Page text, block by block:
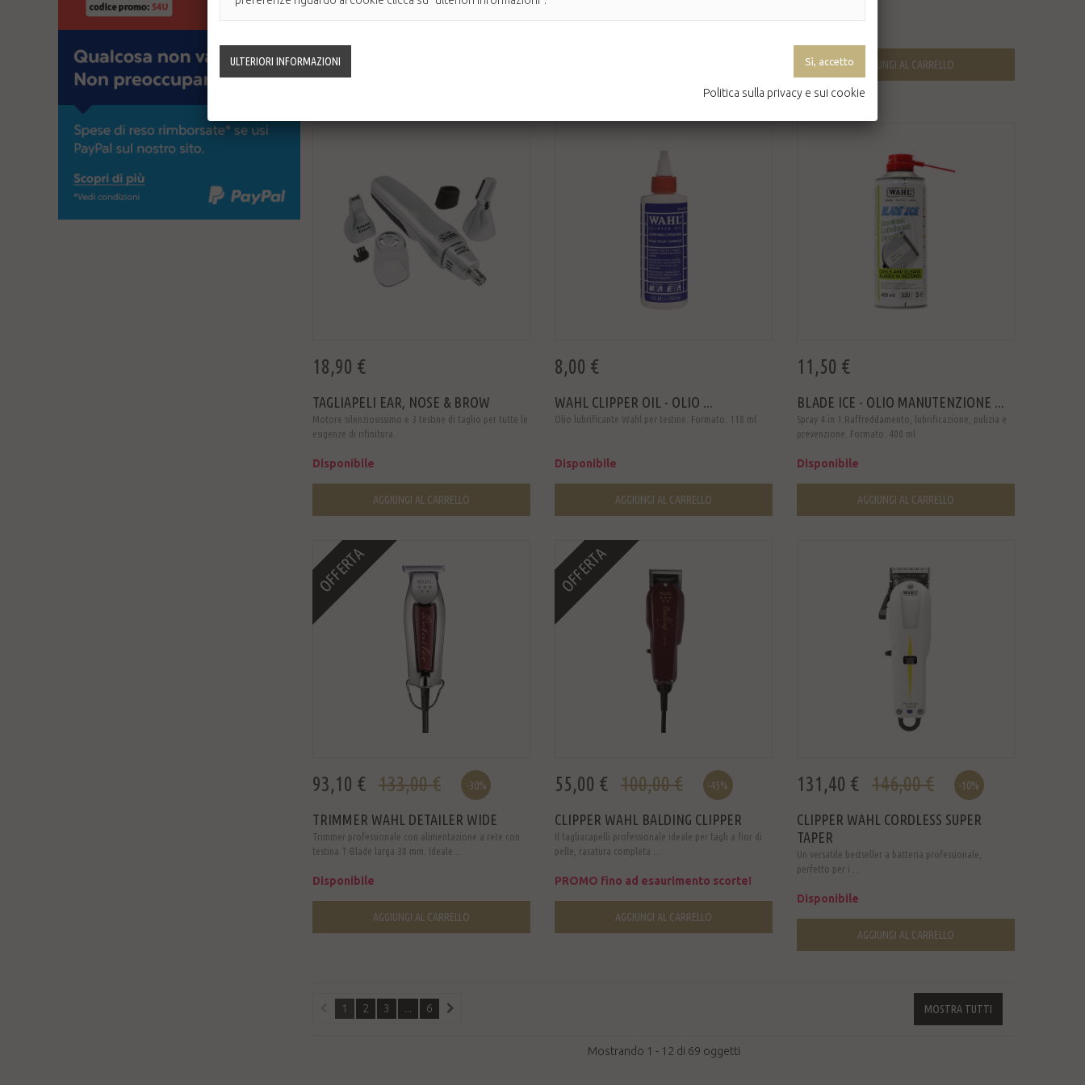
Disponibile
AGGIUNGI AL CARRELLO
18,90 €
TAGLIAPELI EAR, NOSE & BROW
Motore silenziosissimo e 3 testine di taglio per tutte le
esigenze di rifinitura.
Disponibile
AGGIUNGI AL CARRELLO
8,00 €
WAHL CLIPPER OIL - OLIO ...
Olio lubrificante Wahl per testine. Formato: 118 ml
Disponibile
AGGIUNGI AL CARRELLO
11,50 €
BLADE ICE - OLIO MANUTENZIONE ...
Spray 4 in 1.Raffreddamento, lubrificazione, pulizia e
prevenzione. Formato: 400 ml
Disponibile
AGGIUNGI AL CARRELLO
OFFERTA
93,10 € 133,00 € -30%
TRIMMER WAHL DETAILER WIDE
Trimmer professionale con alimentazione a rete con
testina T-Blade larga 38 mm. Ideale ...
Disponibile
AGGIUNGI AL CARRELLO
OFFERTA
55,00 € 100,00 € -45%
CLIPPER WAHL BALDING CLIPPER
Il tagliacapelli professionale ideale per tagli a fior di
pelle, rasatura completa ...
PROMO fino ad esaurimento scorte!
AGGIUNGI AL CARRELLO
131,40 € 146,00 € -10%
CLIPPER WAHL CORDLESS SUPER
TAPER
Un versatile bestseller a batteria professionale,
perfetto per i ...
Disponibile
AGGIUNGI AL CARRELLO
MOSTRA TUTTI
1 2 3 ... 6
Mostrando 1 - 12 di 69 oggetti
Politica sulla privacy e sui cookie